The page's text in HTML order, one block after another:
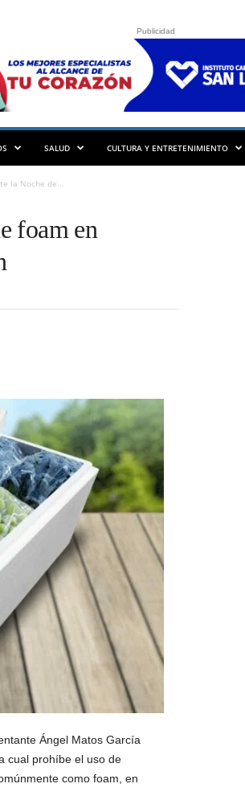
Publicidad
SALUD CULTURA Y ENTRETENIMIENTO
la Noche de...
foam en
Ángel Matos García
cual prohíbe el uso de
como foam, en